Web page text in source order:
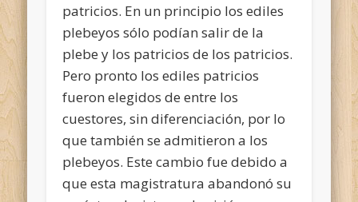
patricios. En un principio los ediles
plebeyos sólo podían salir de la
plebe y los patricios de los patricios.
Pero pronto los ediles patricios
fueron elegidos de entre los
cuestores, sin diferenciación, por lo
que también se admitieron a los
plebeyos. Este cambio fue debido a
que esta magistratura abandonó su